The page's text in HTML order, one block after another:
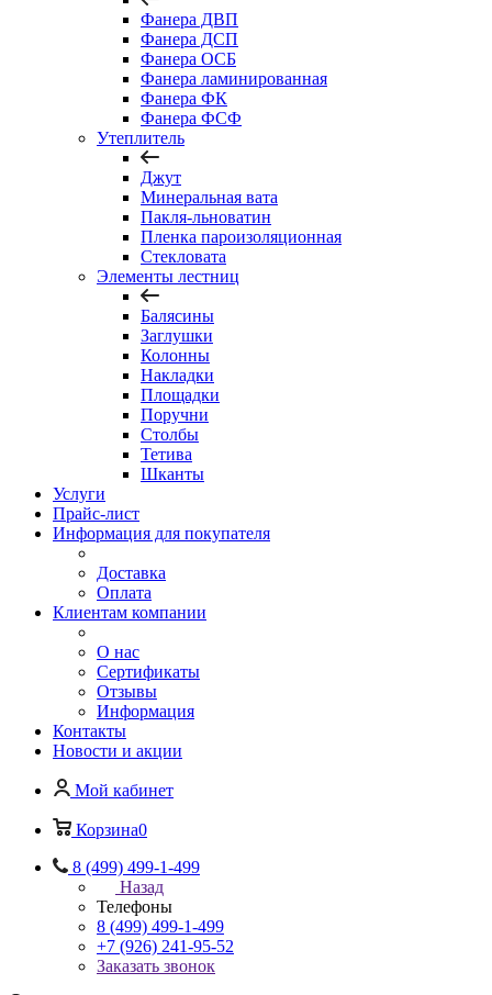
Фанера ДВП
Фанера ДСП
Фанера ОСБ
Фанера ламинированная
Фанера ФК
Фанера ФСФ
Утеплитель
Джут
Минеральная вата
Пакля-льноватин
Пленка пароизоляционная
Стекловата
Элементы лестниц
Балясины
Заглушки
Колонны
Накладки
Площадки
Поручни
Столбы
Тетива
Шканты
Услуги
Прайс-лист
Информация для покупателя
Доставка
Оплата
Клиентам компании
О нас
Сертификаты
Отзывы
Информация
Контакты
Новости и акции
Мой кабинет
Корзина0
8 (499) 499-1-499
Назад
Телефоны
8 (499) 499-1-499
+7 (926) 241-95-52
Заказать звонок